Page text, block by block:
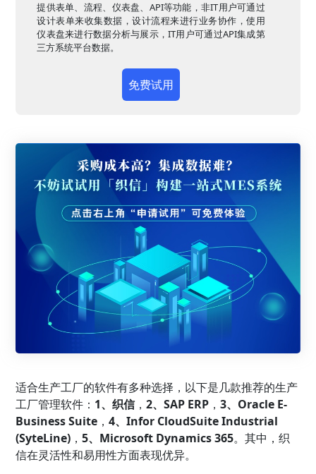
提供表单、流程、仪表盘、API等功能，非IT用户可通过
设计表单来收集数据，设计流程来进行业务协作，使用
仪表盘来进行数据分析与展示，IT用户可通过API集成第
三方系统平台数据。
免费试用
适合生产工厂的软件有多种选择，以下是几款推荐的生产
工厂管理软件： 1、织信，2、SAP ERP ，3、Oracle E-
Business Suite ，4、Infor CloudSuite Industrial
(SyteLine) ，5、Microsoft Dynamics 365。其中，织
信在灵活性和易用性方面表现优异。